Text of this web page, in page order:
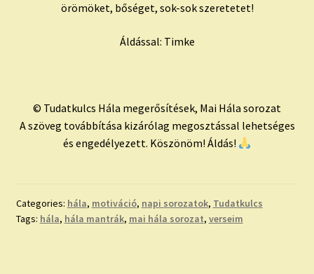
örömöket, bőséget, sok-sok szeretetet!
Áldással: Timke
© Tudatkulcs Hála megerősítések, Mai Hála sorozat
A szöveg továbbítása kizárólag megosztással lehetséges
és engedélyezett. Köszönöm! Áldás!
Categories: hála, motiváció, napi sorozatok, Tudatkulcs
Tags: hála, hála mantrák, mai hála sorozat, verseim